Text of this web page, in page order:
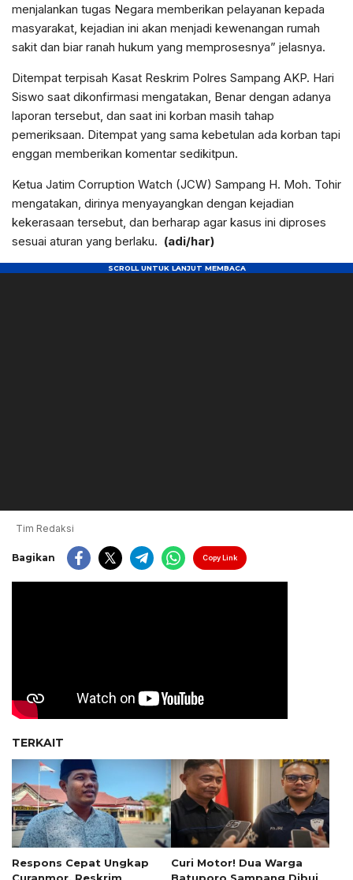
menjalankan tugas Negara memberikan pelayanan kepada
masyarakat, kejadian ini akan menjadi kewenangan rumah
sakit dan biar ranah hukum yang memprosesnya” jelasnya.
Ditempat terpisah Kasat Reskrim Polres Sampang AKP. Hari
Siswo saat dikonfirmasi mengatakan, Benar dengan adanya
laporan tersebut, dan saat ini korban masih tahap
pemeriksaan. Ditempat yang sama kebetulan ada korban tapi
enggan memberikan komentar sedikitpun.
Ketua Jatim Corruption Watch (JCW) Sampang H. Moh. Tohir
mengatakan, dirinya menyayangkan dengan kejadian
kekerasaan tersebut, dan berharap agar kasus ini diproses
sesuai aturan yang berlaku. (adi/har)
Tim Redaksi
Bagikan Copy Link
TERKAIT
Respons Cepat Ungkap
Curi Motor! Dua Warga